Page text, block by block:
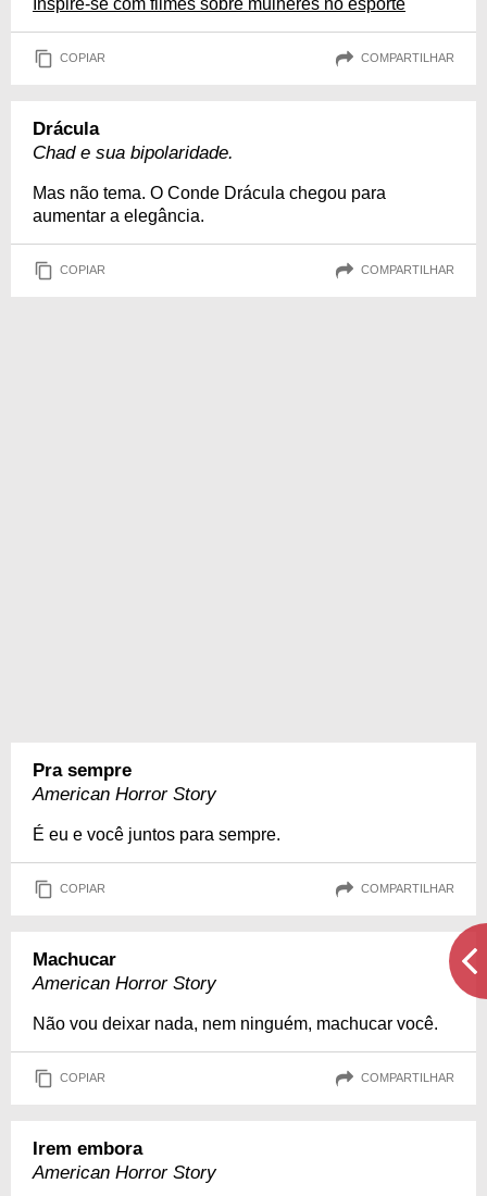
Inspire-se com filmes sobre mulheres no esporte
COPIAR COMPARTILHAR
Drácula
Chad e sua bipolaridade.
Mas não tema. O Conde Drácula chegou para
aumentar a elegância.
COPIAR COMPARTILHAR
Pra sempre
American Horror Story
É eu e você juntos para sempre.
COPIAR COMPARTILHAR
Machucar
American Horror Story
Não vou deixar nada, nem ninguém, machucar você.
COPIAR COMPARTILHAR
Irem embora
American Horror Story